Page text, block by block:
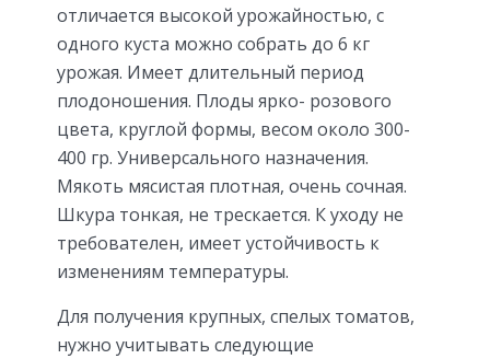
отличается высокой урожайностью, с
одного куста можно собрать до 6 кг
урожая. Имеет длительный период
плодоношения. Плоды ярко- розового
цвета, круглой формы, весом около 300-
400 гр. Универсального назначения.
Мякоть мясистая плотная, очень сочная.
Шкура тонкая, не трескается. К уходу не
требователен, имеет устойчивость к
изменениям температуры.
Для получения крупных, спелых томатов,
нужно учитывать следующие